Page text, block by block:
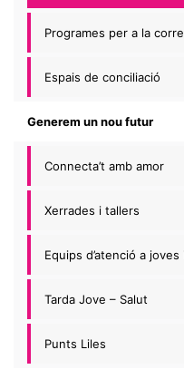
Programes per a la
Espais de conciliació
Generem un nou futur
Connecta’t amb amor
Xerrades i tallers
Equips d’atenció a
Tarda Jove – Salut
Punts Liles